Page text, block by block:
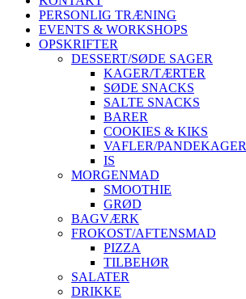
PERSONLIG TRÆNING
EVENTS & WORKSHOPS
OPSKRIFTER
DESSERT/SØDE SAGER
KAGER/TÆRTER
SØDE SNACKS
SALTE SNACKS
BARER
COOKIES & KIKS
VAFLER/PANDEKAGER
IS
MORGENMAD
SMOOTHIE
GRØD
BAGVÆRK
FROKOST/AFTENSMAD
PIZZA
TILBEHØR
SALATER
DRIKKE